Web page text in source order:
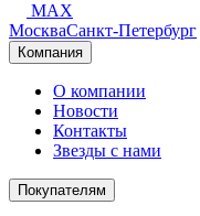
MAX
МоскваСанкт-Петербург
Компания
О компании
Новости
Контакты
Звезды с нами
Покупателям